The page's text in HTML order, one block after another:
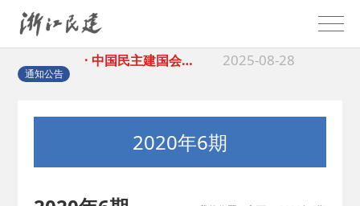
通知公告
· 中国民主建国会…
· 民建省委会民主… 2025-04-10
· 中国民主建国会… 2025-02-24
2020年6期